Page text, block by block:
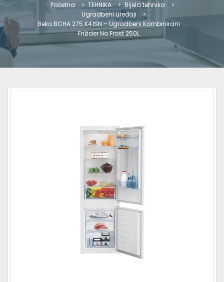
Početna TEHNIKA
Bijela tehnika
Ugradbeni uređaji
Beko BCHA 275 K41SN – Ugradbeni Kombinirani
Frižider No Frost 250L